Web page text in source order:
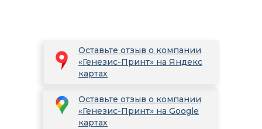
Оставьте отзыв о компании
«Генезис-Принт» на Google
картах
Оставьте отзыв о компании
«Генезис-Принт» на Яндекс
картах